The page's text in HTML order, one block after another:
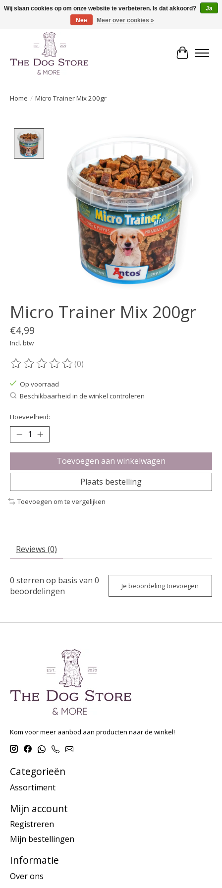
De speciaalzaak in hondenartikelen en meer!
Home / Micro Trainer Mix 200gr
Micro Trainer Mix 200gr
€4,99
Incl. btw
De beoordeling van dit product is
(0)
Op voorraad
Beschikbaarheid in de winkel controleren
Hoeveelheid:
Toevoegen aan winkelwagen
Plaats bestelling
Toevoegen om te vergelijken
Reviews (0)
0 sterren op basis van 0
beoordelingen
Je beoordeling toevoegen
Kom voor meer aanbod aan producten naar de winkel!
Categorieën
Assortiment
Mijn account
Registreren
Mijn bestellingen
Informatie
Over ons
Wij slaan cookies op om onze website te verbeteren. Is dat akkoord?
Ja
Nee
Meer over cookies »